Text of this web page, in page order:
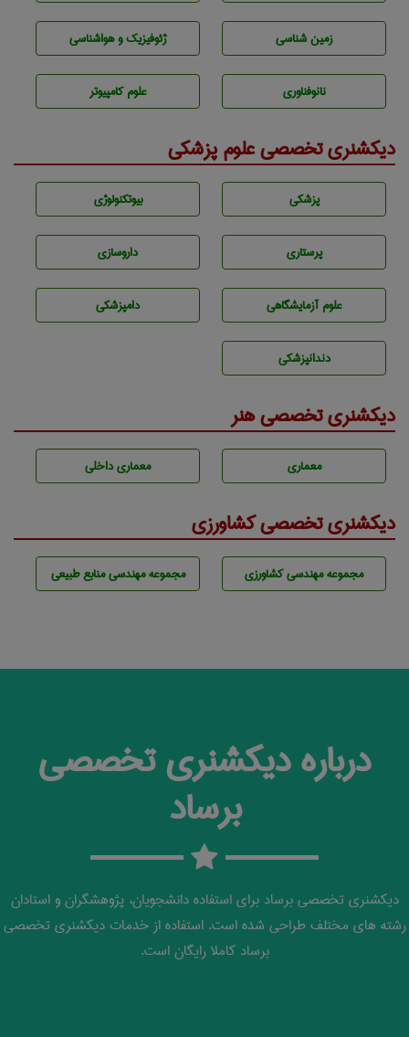
زمين شناسی ژئوفيزيك و هواشناسی
نانوفناوری علوم کامپیوتر
دیکشنری تخصصی علوم پزشکی
پزشكی بيوتكنولوژی
پرستاری داروسازی
علوم آزمايشگاهی دامپزشكی
دندانپزشكی
دیکشنری تخصصی هنر
معماری معماری داخلی
دیکشنری تخصصی کشاورزی
مجموعه مهندسی كشاورزی مجموعه مهندسی منابع طبيعی
درباره دیکشنری تخصصی
برساد
دیکشنری تخصصی برساد برای استفاده دانشجویان، پژوهشگران و استادان
رشته های مختلف طراحی شده است. استفاده از خدمات دیکشنری تخصصی
برساد کاملا رایگان است.